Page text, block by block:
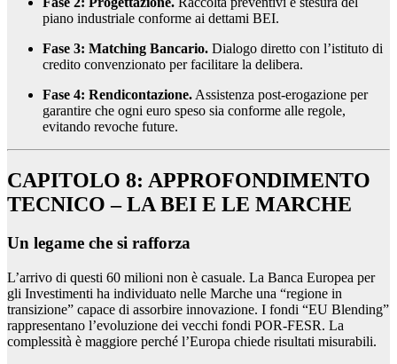
piano industriale conforme ai dettami BEI.
Fase 3: Matching Bancario. Dialogo diretto con l’istituto di
credito convenzionato per facilitare la delibera.
Fase 4: Rendicontazione. Assistenza post-erogazione per
garantire che ogni euro speso sia conforme alle regole,
evitando revoche future.
CAPITOLO 8: APPROFONDIMENTO
TECNICO – LA BEI E LE MARCHE
Un legame che si rafforza
L’arrivo di questi 60 milioni non è casuale. La Banca Europea per
gli Investimenti ha individuato nelle Marche una “regione in
transizione” capace di assorbire innovazione. I fondi “EU Blending”
rappresentano l’evoluzione dei vecchi fondi POR-FESR. La
complessità è maggiore perché l’Europa chiede risultati misurabili.